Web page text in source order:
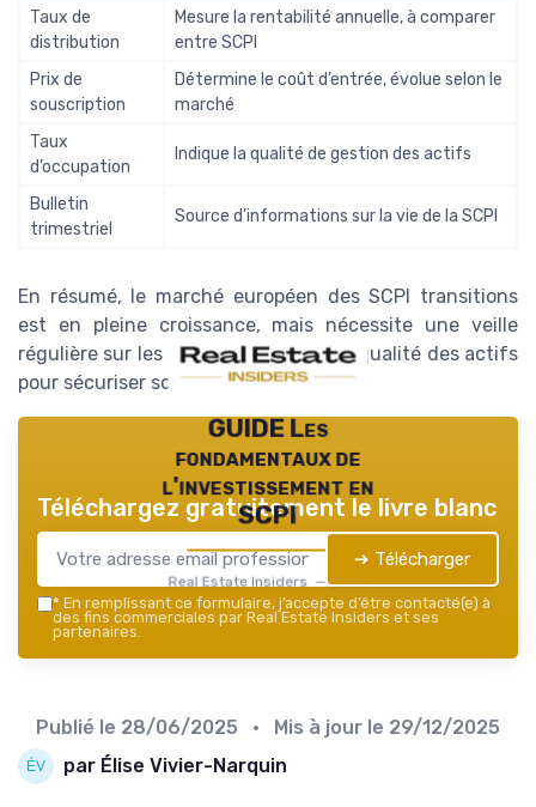
Taux de
distribution
Mesure la rentabilité annuelle, à comparer
entre SCPI
Prix de
souscription
Détermine le coût d’entrée, évolue selon le
marché
Taux
d’occupation
Indique la qualité de gestion des actifs
Bulletin
trimestriel
Source d’informations sur la vie de la SCPI
En résumé, le marché européen des SCPI transitions
est en pleine croissance, mais nécessite une veille
régulière sur les taux, la gestion et la qualité des actifs
pour sécuriser son investissement.
GUIDE Les
fondamentaux de
l'investissement en
SCPI
Real Estate Insiders — 2026
Téléchargez gratuitement le livre blanc
➔ Télécharger
* En remplissant ce formulaire, j’accepte d’être contacté(e) à
des fins commerciales par Real Estate Insiders et ses
partenaires.
Publié le 28/06/2025 • Mis à jour le 29/12/2025
par Élise Vivier-Narquin